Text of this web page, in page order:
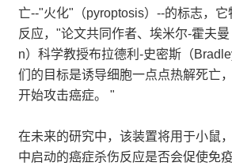
亡--"火化"（pyroptosis）--的标志，
反应，"论文共同作者、埃米尔-霍夫
n）科学教授布拉德利-史密斯（
们的目标是诱导细胞一点点热解死亡
开始攻击癌症。 "
在未来的研究中，该装置将用于小鼠
中启动的癌症杀伤反应是否会促使免